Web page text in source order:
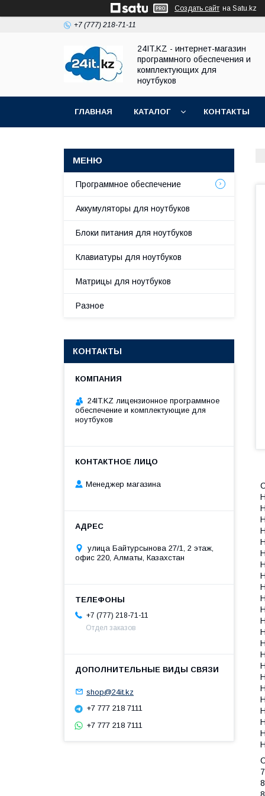
Создать сайт на Satu.kz
+7 (777) 218-71-11
24IT.KZ - интернет-магазин
программного обеспечения и
комплектующих для
ноутбуков
ГЛАВНАЯ КАТАЛОГ КОНТАКТЫ
Программное обеспечение
Аккумуляторы для ноутбуков
Блоки питания для ноутбуков
Клавиатуры для ноутбуков
Матрицы для ноутбуков
Разное
КОНТАКТЫ
24IT.KZ лицензионное программное
обеспечение и комплектующие для
ноутбуков
Менеджер магазина
улица Байтурсынова 27/1, 2 этаж,
офис 220, Алматы, Казахстан
+7 (777) 218-71-11
Отдел заказов
shop@24it.kz
+7 777 218 7111
+7 777 218 7111